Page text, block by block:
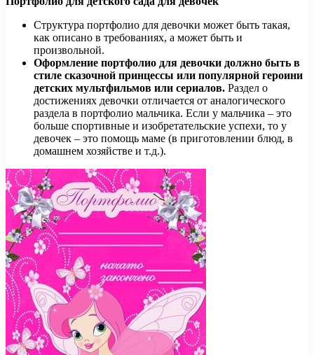
Структура портфолио для девочки может быть такая,
как описано в требованиях, а может быть и
произвольной.
Оформление портфолио для девочки должно быть в
стиле сказочной принцессы или популярной героини
детских мультфильмов или сериалов. Раздел о
достижениях девочки отличается от аналогического
раздела в портфолио мальчика. Если у мальчика – это
больше спортивные и изобретательские успехи, то у
девочек – это помощь маме (в приготовлении блюд, в
домашнем хозяйстве и т.д.).